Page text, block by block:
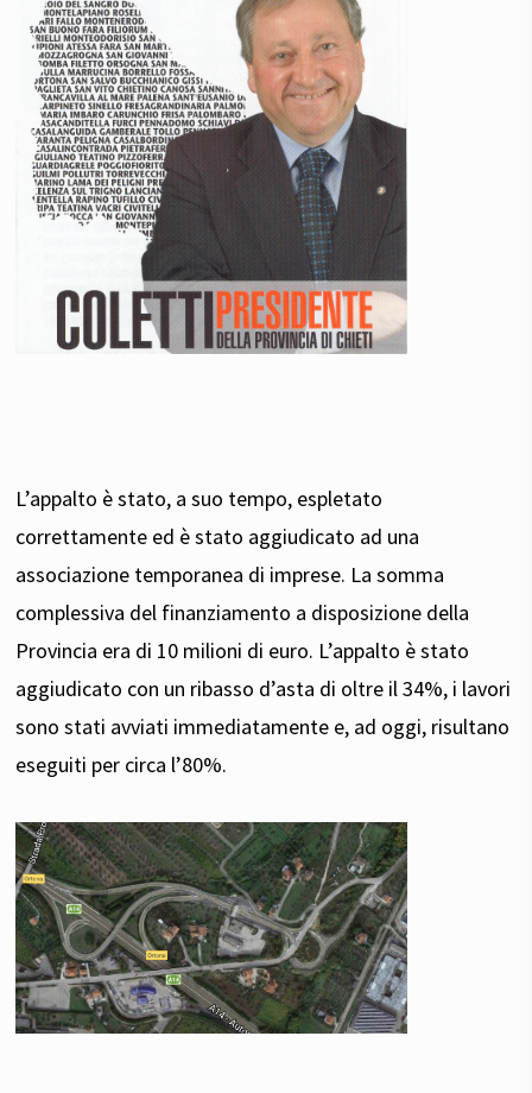
L’appalto è stato, a suo tempo, espletato
correttamente ed è stato aggiudicato ad una
associazione temporanea di imprese. La somma
complessiva del finanziamento a disposizione della
Provincia era di 10 milioni di euro. L’appalto è stato
aggiudicato con un ribasso d’asta di oltre il 34%, i lavori
sono stati avviati immediatamente e, ad oggi, risultano
eseguiti per circa l’80%.